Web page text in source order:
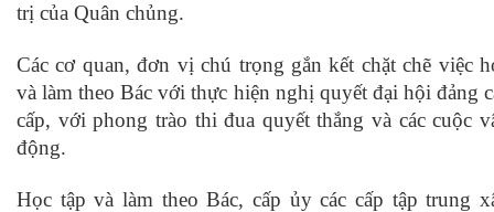
trị của Quân chủng.
Các cơ quan, đơn vị chú trọng gắn kết chặt chẽ việc
và làm theo Bác với thực hiện nghị quyết đại hội đảng
cấp, với phong trào thi đua quyết thắng và các cuộc
động.
Học tập và làm theo Bác, cấp ủy các cấp tập trung